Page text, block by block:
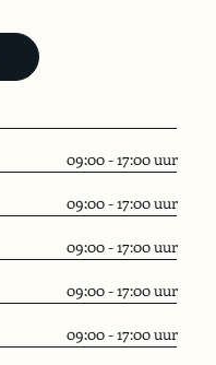
09:00 - 17:00 uur
09:00 - 17:00 uur
09:00 - 17:00 uur
09:00 - 17:00 uur
09:00 - 17:00 uur